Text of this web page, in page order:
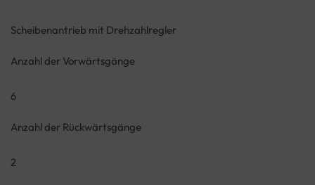
Scheibenantrieb mit Drehzahlregler
Anzahl der Vorwärtsgänge
6
Anzahl der Rückwärtsgänge
2